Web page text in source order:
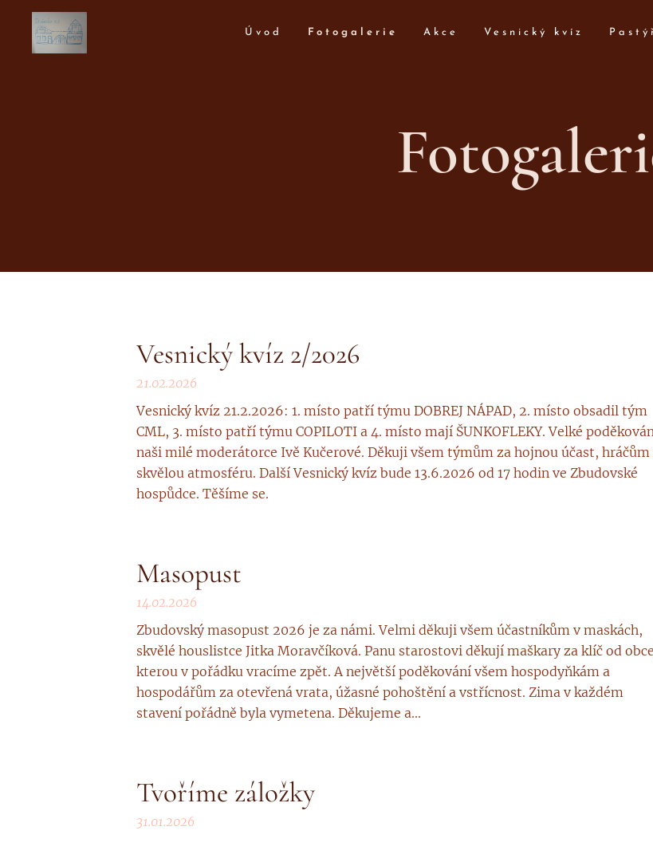
Úvod Fotogalerie Akce Vesnický kvíz
Vesnický kvíz 2/2026
21.02.2026
Vesnický kvíz 21.2.2026: 1. místo patří týmu DOBREJ NÁPAD, 2. místo obsadil tým
CML, 3. místo patří týmu COPILOTI a 4. místo mají ŠUNKOFLEKY. Velké
naši milé moderátorce Ivě Kučerové. Děkuji všem týmům za hojnou účast, hráčům
skvělou atmosféru. Další Vesnický kvíz bude 13.6.2026 od 17 hodin ve Zbudovské
hospůdce. Těšíme se.
Masopust
14.02.2026
Zbudovský masopust 2026 je za námi. Velmi děkuji všem účastníkům v maskách,
skvělé houslistce Jitka Moravčíková. Panu starostovi děkují maškary za klíč od
kterou v pořádku vracíme zpět. A největší poděkování všem hospodyňkám a
hospodářům za otevřená vrata, úžasné pohoštění a vstřícnost. Zima v každém
stavení pořádně byla vymetena. Děkujeme a...
Tvoříme záložky
31.01.2026